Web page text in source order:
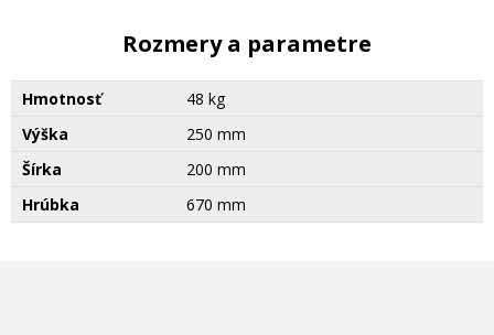
Rozmery a parametre
Hmotnosť
48 kg
Výška
250 mm
Šírka
200 mm
Hrúbka
670 mm